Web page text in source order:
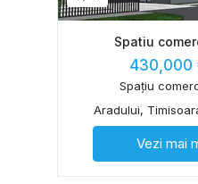
Spatiu
430,000
Spațiu
Aradului,
Vezi mai